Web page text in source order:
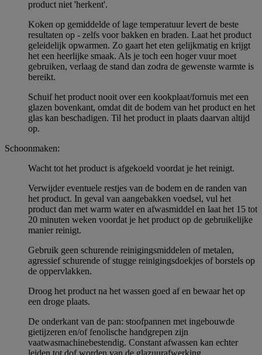
product niet 'herkent'.
Koken op gemiddelde of lage temperatuur levert de beste
resultaten op - zelfs voor bakken en braden. Laat het product
geleidelijk opwarmen. Zo gaart het eten gelijkmatig en krijgt
het een heerlijke smaak. Als je toch een hoger vuur moet
gebruiken, verlaag de stand dan zodra de gewenste warmte is
bereikt.
Schuif het product nooit over een kookplaat/fornuis met een
glazen bovenkant, omdat dit de bodem van het product en het
glas kan beschadigen. Til het product in plaats daarvan altijd
op.
Schoonmaken:
Wacht tot het product is afgekoeld voordat je het reinigt.
Verwijder eventuele restjes van de bodem en de randen van
het product. In geval van aangebakken voedsel, vul het
product dan met warm water en afwasmiddel en laat het 15 tot
20 minuten weken voordat je het product op de gebruikelijke
manier reinigt.
Gebruik geen schurende reinigingsmiddelen of metalen,
agressief schurende of stugge reinigingsdoekjes of borstels op
de oppervlakken.
Droog het product na het wassen goed af en bewaar het op
een droge plaats.
De onderkant van de pan: stoofpannen met ingebouwde
gietijzeren en/of fenolische handgrepen zijn
vaatwasmachinebestendig. Constant afwassen kan echter